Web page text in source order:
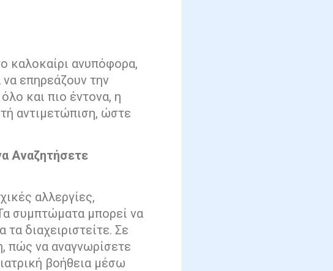
καλοκαίρι ανυπόφορα,
επηρεάζουν την
και πιο έντονα, η
αντιμετώπιση, ώστε
Αναζητήσετε
αλλεργίες,
συμπτώματα μπορεί να
διαχειριστείτε. Σε
πώς να αναγνωρίσετε
βοήθεια μέσω